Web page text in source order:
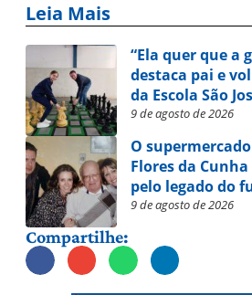
Leia Mais
“Ela quer que a
destaca pai e
da Escola São
9 de agosto de 2026
O
Flores da
pelo legado do
9 de agosto de 2026
Compartilhe: